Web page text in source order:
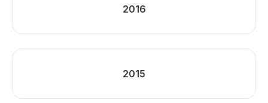
2016
2015